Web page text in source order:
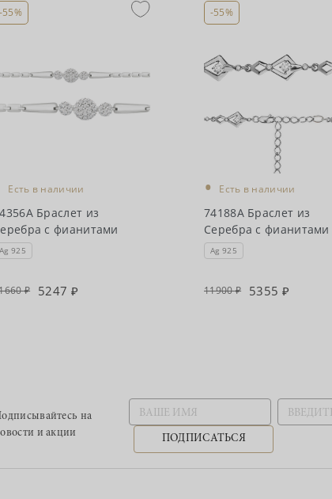
55%
Есть в наличии
Браслет из
с фианитами
Ag 925
5247
-55%
• Есть в наличии
74188А Браслет из
Серебра с фианитами
Ag 925
11900 5355
на
и акции
ПОДПИСАТЬСЯ